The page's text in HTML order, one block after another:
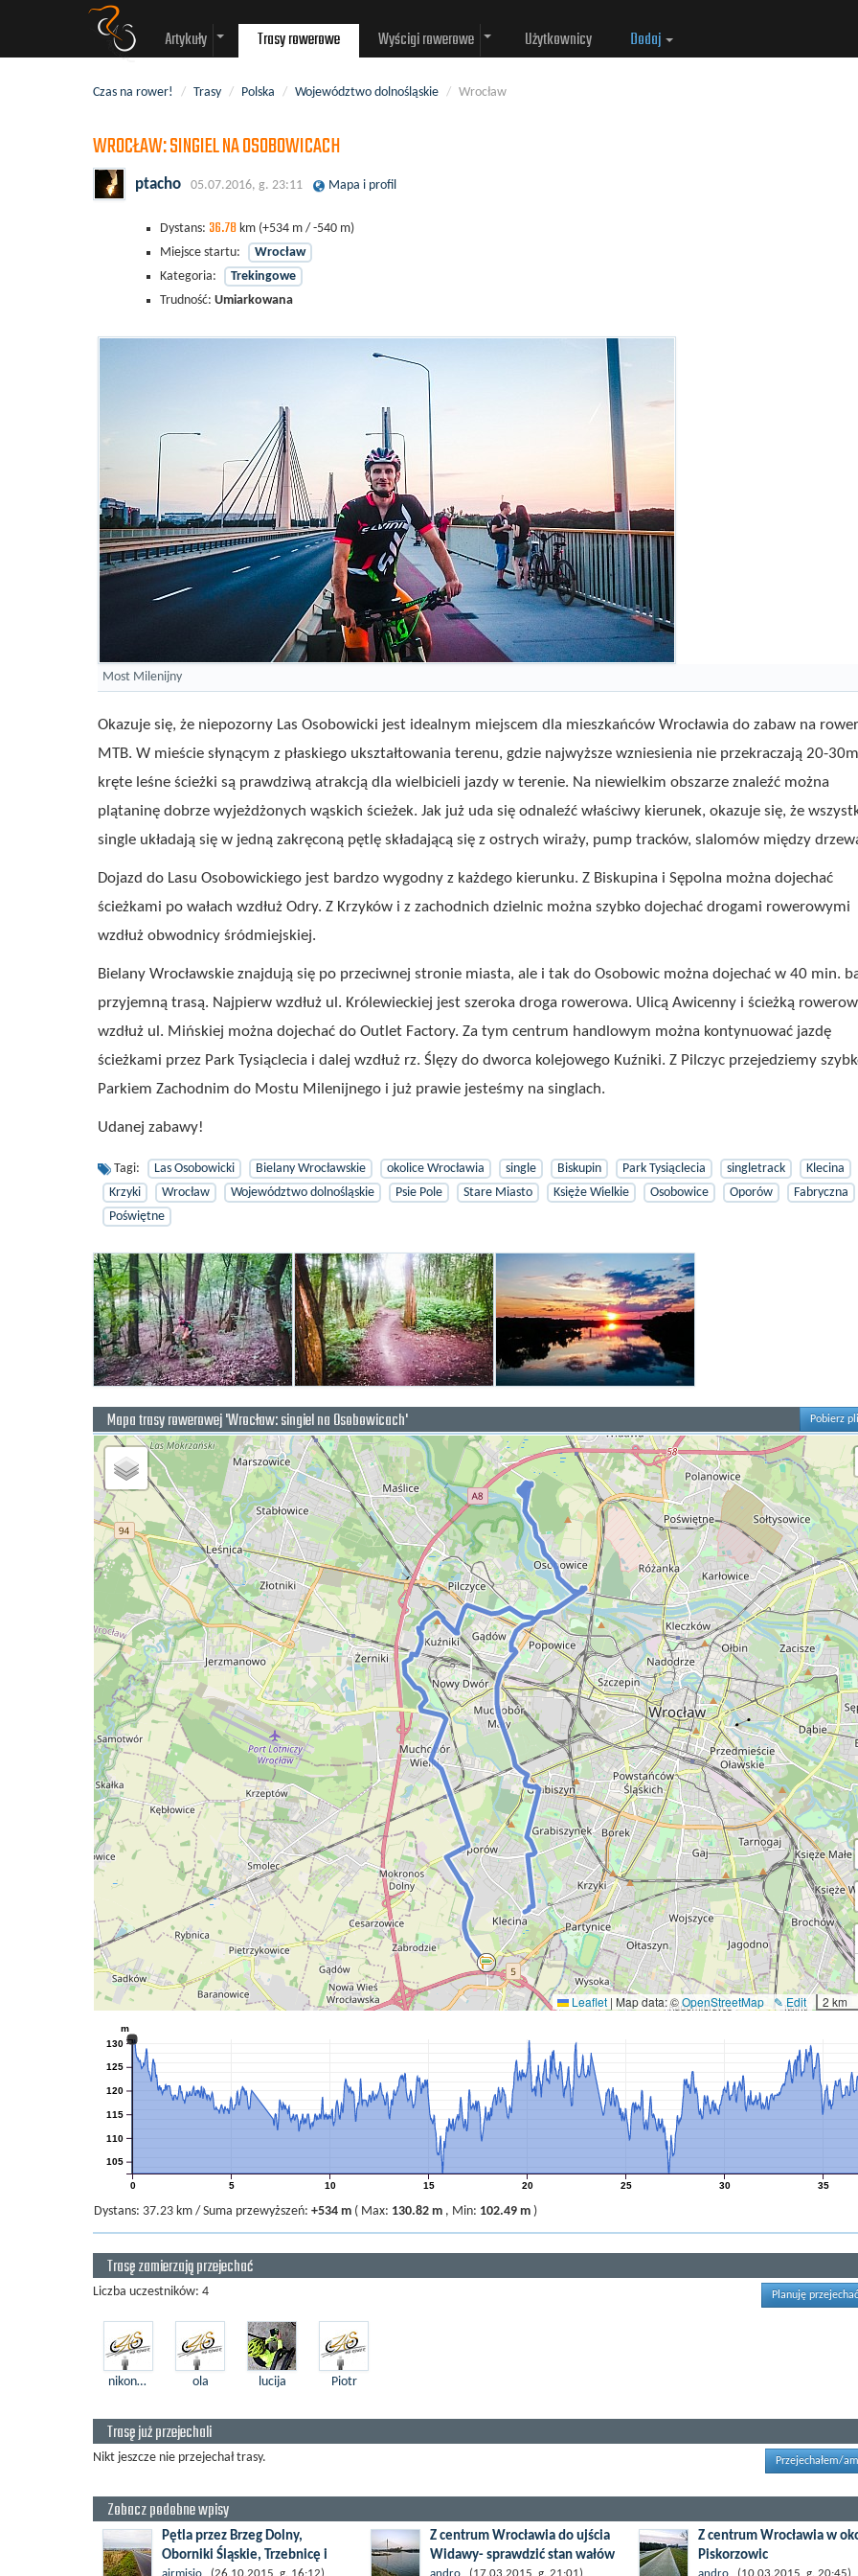
Artykuły Trasy rowerowe Wyścigi rowerowe Użytkownicy Dodaj
Czas na rower! / Trasy / Polska / Województwo dolnośląskie / Wrocław
WROCŁAW: SINGIEL NA OSOBOWICACH
ptacho 05.07.2016, g. 23:11 Mapa i profil
Dystans: 36.78 km (+534 m / -540 m)
Miejsce startu:
Wrocław
Kategoria:
Trekingowe
Trudność: Umiarkowana
Most Milenijny
Okazuje się, że niepozorny Las Osobowicki jest idealnym miejscem dla mieszkańców Wrocławia do zabaw na
MTB. W mieście słynącym z płaskiego ukształtowania terenu, gdzie najwyższe wzniesienia nie przekraczają 20-
kręte leśne ścieżki są prawdziwą atrakcją dla wielbicieli jazdy w terenie. Na niewielkim obszarze znaleźć można
plątaninę dobrze wyjeżdżonych wąskich ścieżek. Jak już uda się odnaleźć właściwy kierunek, okazuje się, że
single układają się w jedną zakręconą pętlę składającą się z ostrych wiraży, pump tracków, slalomów między
Dojazd do Lasu Osobowickiego jest bardzo wygodny z każdego kierunku. Z Biskupina i Sępolna można dojechać
ścieżkami po wałach wzdłuż Odry. Z Krzyków i z zachodnich dzielnic można szybko dojechać drogami rowerowymi
wzdłuż obwodnicy śródmiejskiej.
Bielany Wrocławskie znajdują się po przeciwnej stronie miasta, ale i tak do Osobowic można dojechać w 40 min.
przyjemną trasą. Najpierw wzdłuż ul. Królewieckiej jest szeroka droga rowerowa. Ulicą Awicenny i ścieżką
wzdłuż ul. Mińskiej można dojechać do Outlet Factory. Za tym centrum handlowym można kontynuować jazdę
ścieżkami przez Park Tysiąclecia i dalej wzdłuż rz. Ślęzy do dworca kolejowego Kuźniki. Z Pilczyc przejedziemy
Parkiem Zachodnim do Mostu Milenijnego i już prawie jesteśmy na singlach.
Udanej zabawy!
Tagi: Las Osobowicki Bielany Wrocławskie okolice Wrocławia single Biskupin Park Tysiąclecia singletrack
Klecina
Krzyki
Wrocław Województwo dolnośląskie Psie Pole Stare Miasto Księże Wielkie Osobowice Oporów
Fabryczna
Poświętne
Pobierz
Mapa trasy rowerowej 'Wrocław: singiel na Osobowicach'
2 km
✎ Edit
Leaflet | Map data: ©OpenStreetMap
0 5 10 15 20 25 30 35
105
110
115
120
125
130
m
Dystans: 37.23 km / Suma przewyższeń: +534 m ( Max: 130.82 m , Min: 102.49 m )
Trasę zamierzają przejechać
Planuję
Liczba uczestników: 4
nikonem ola lucija Piotr
Trasę już przejechali
Przejechałem/
Nikt jeszcze nie przejechał trasy.
Zobacz podobne wpisy
Pętla przez Brzeg Dolny,
Oborniki Śląskie, Trzebnicę i
Z centrum Wrocławia do ujścia
Widawy- sprawdzić stan wałów
Z centrum Wrocławia w
Piskorzowic